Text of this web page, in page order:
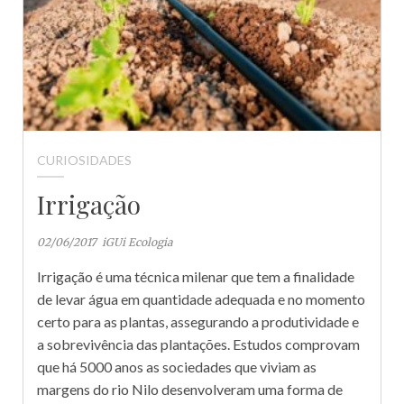
CURIOSIDADES
Irrigação
02/06/2017 iGUi Ecologia
Irrigação é uma técnica milenar que tem a finalidade
de levar água em quantidade adequada e no momento
certo para as plantas, assegurando a produtividade e
a sobrevivência das plantações. Estudos comprovam
que há 5000 anos as sociedades que viviam as
margens do rio Nilo desenvolveram uma forma de